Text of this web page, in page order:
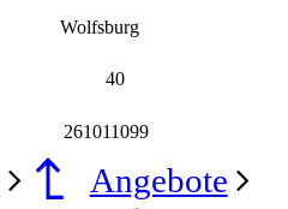
Wolfsburg
40
261011099
Angebote